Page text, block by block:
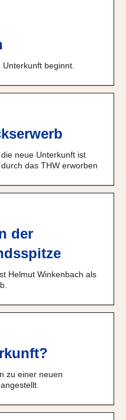
beginnt.
neue Unterkunft ist
das THW erworben
der
Helmut Winkenbach als
zu einer neuen